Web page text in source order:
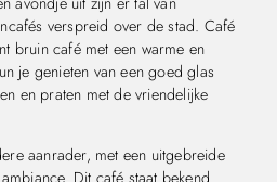
verspreid over de stad. Café
bruin café met een warme en
je genieten van een goed glas
en praten met de vriendelijke
aanrader, met een uitgebreide